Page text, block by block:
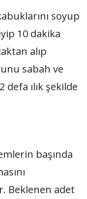
soyup
10 dakika
alıp
sabah ve
ılık şekilde
başında
Beklenen adet